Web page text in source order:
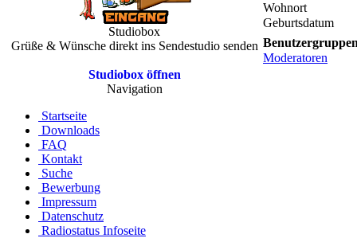
Studiobox
Grüße & Wünsche direkt ins Sendestudio senden
Studiobox öffnen
Navigation
Startseite
Downloads
FAQ
Kontakt
Suche
Bewerbung
Impressum
Datenschutz
Radiostatus Infoseite
Wohnort
Geburtsdatum
Moderatoren